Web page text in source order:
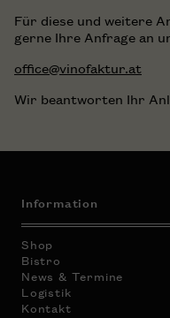
Für diese und weitere
gerne Ihre Anfrage an
office@vinofaktur.at
Wir beantworten Ihr
Information
Shop
Bistro
News & Termine
Logistik
Kontakt